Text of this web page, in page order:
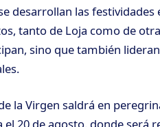
desarrollan las
tanto de Loja como de
sino que también
la Virgen saldrá en